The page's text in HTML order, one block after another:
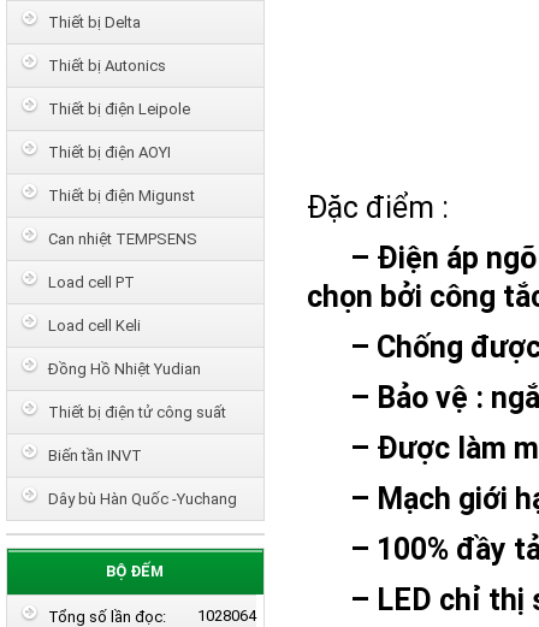
Đặc điểm :
– Điện áp ngõ
chọn bởi công
– Chống được
– Bảo vệ :
– Được làm
– Mạch giới
– 100% đầy
– LED chỉ thị
Thiết bị Delta
Thiết bị Autonics
Thiết bị điện Leipole
Thiết bị điện AOYI
Thiết bị điện Migunst
Can nhiệt TEMPSENS
Load cell PT
Load cell Keli
Đồng Hồ Nhiệt Yudian
Thiết bị điện tử công suất
Biến tần INVT
Dây bù Hàn Quốc -Yuchang
BỘ ĐẾM
1028064
Tổng số lần đọc: